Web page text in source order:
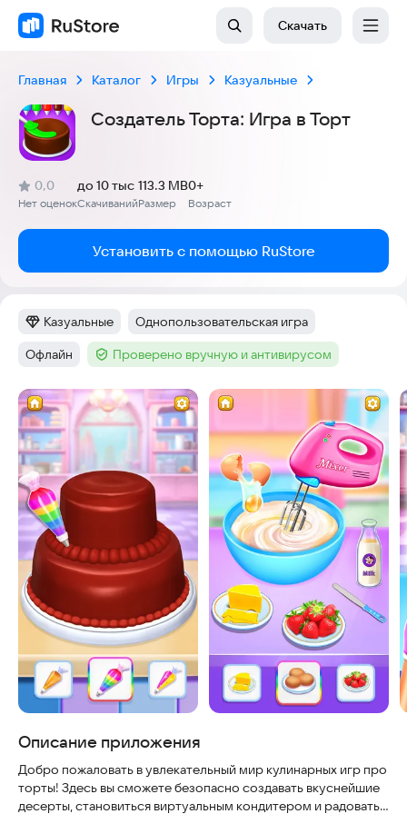
Скачать
Главная Каталог Игры Казуальные
Создатель Торта: Игра в Торт
Рейтинг:
0,0
(
Нет оценок
)
Скачиваний
до 10 тыс
Размер
113.3 MB
Возраст
0+
Установить с помощью RuStore
Категория:
Казуальные Тег:
Однопользовательская игра
Тег:
Офлайн Тег :Проверено вручную и антивирусом
Скриншоты
Описание приложения
Добро пожаловать в увлекательный мир кулинарных игр про
торты! Здесь вы сможете безопасно создавать вкуснейшие
десерты, становиться виртуальным кондитером и радовать